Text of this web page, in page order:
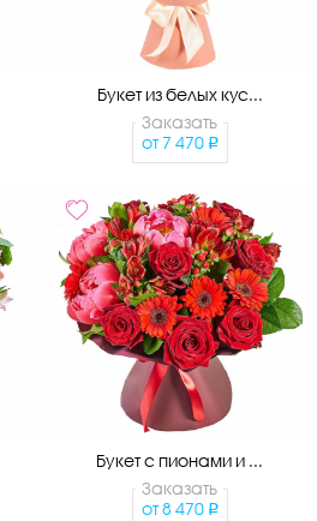
Букет из белых кус...
Заказать
от 7 470
Букет с пионами и ...
Заказать
от 8 470